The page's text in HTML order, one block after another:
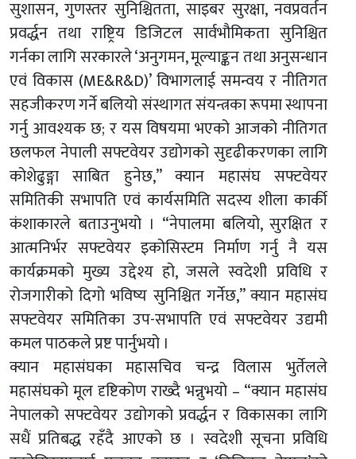
सुशासन, गुणस्तर सुनिश्चितता, साइबर सुरक्षा, नवप्रवर्तन
प्रवर्द्धन तथा राष्ट्रिय डिजिटल सार्वभौमिकता सुनिश्चित
गर्नका लागि सरकारले ‘अनुगमन, मूल्याङ्कन तथा अनुसन्धान
एवं विकास (ME&R&D)’ विभागलाई समन्वय र नीतिगत
सहजीकरण गर्ने बलियो संस्थागत संयन्त्रका रूपमा स्थापना
गर्नु आवश्यक छ; र यस विषयमा भएको आजको नीतिगत
छलफल नेपाली सफ्टवेयर उद्योगको सुदृढीकरणका लागि
कोशेढुङ्गा साबित हुनेछ,” क्यान महासंघ सफ्टवेयर
समितिकी सभापति एवं कार्यसमिति सदस्य शीला कार्की
कंशाकारले बताउनुभयो । “नेपालमा बलियो, सुरक्षित र
आत्मनिर्भर सफ्टवेयर इकोसिस्टम निर्माण गर्नु नै यस
कार्यक्रमको मुख्य उद्देश्य हो, जसले स्वदेशी प्रविधि र
रोजगारीको दिगो भविष्य सुनिश्चित गर्नेछ,” क्यान महासंघ
सफ्टवेयर समितिका उप-सभापति एवं सफ्टवेयर उद्यमी
कमल पाठकले प्रष्ट पार्नुभयो ।
क्यान महासंघका महासचिव चन्द्र विलास भुर्तेलले
महासंघको मूल दृष्टिकोण राख्दै भन्नुभयो – “क्यान महासंघ
नेपालको सफ्टवेयर उद्योगको प्रवर्द्धन र विकासका लागि
सधैं प्रतिबद्ध रहँदै आएको छ । स्वदेशी सूचना प्रविधि